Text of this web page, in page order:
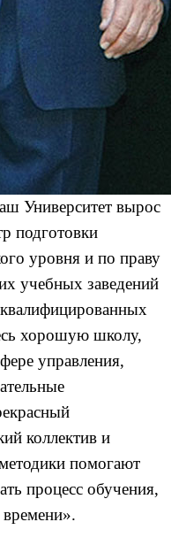
Университет вырос
подготовки
уровня и по праву
учебных заведений
хорошую школу,
управления,
коллектив и
помогают
процесс обучения,
времени».